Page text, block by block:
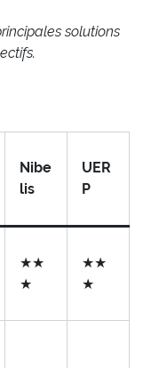
solutions
Nibe
lis
UER
P
★★
★
★★
★